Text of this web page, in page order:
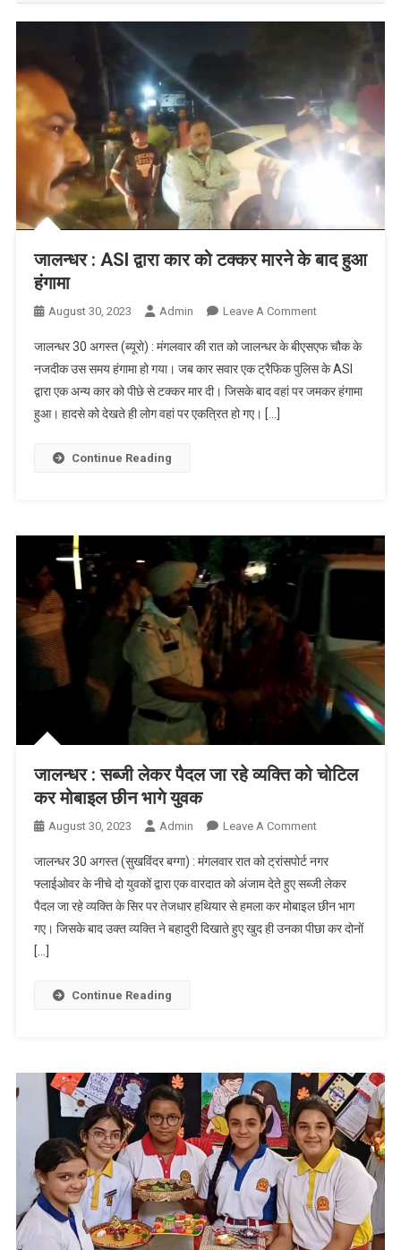
जालन्धर : ASI द्वारा कार को टक्कर मारने के बाद हुआ
हंगामा
August 30, 2023 Admin Leave A CommentOn जालन्धर :
को टक्कर मारने
के बाद हुआ
हंगामा
जालन्धर 30 अगस्त (ब्यूरो) : मंगलवार की रात को जालन्धर के बीएसएफ चौक के
नजदीक उस समय हंगामा हो गया। जब कार सवार एक ट्रैफिक पुलिस के ASI
द्वारा एक अन्य कार को पीछे से टक्कर मार दी। जिसके बाद वहां पर जमकर हंगामा
हुआ। हादसे को देखते ही लोग वहां पर एकत्रित हो गए। […]
Continue Reading
जालन्धर : सब्जी लेकर पैदल जा रहे व्यक्ति को चोटिल
कर मोबाइल छीन भागे युवक
August 30, 2023 Admin Leave A CommentOn जालन्धर :
पैदल जा रहे
व्यक्ति को चोटिल
कर मोबाइल छीन
भागे युवक
जालन्धर 30 अगस्त (सुखविंदर बग्गा) : मंगलवार रात को ट्रांसपोर्ट नगर
फ्लाईओवर के नीचे दो युवकों द्वारा एक वारदात को अंजाम देते हुए सब्जी लेकर
पैदल जा रहे व्यक्ति के सिर पर तेजधार हथियार से हमला कर मोबाइल छीन भाग
गए। जिसके बाद उक्त व्यक्ति ने बहादुरी दिखाते हुए खुद ही उनका पीछा कर दोनों
[…]
Continue Reading